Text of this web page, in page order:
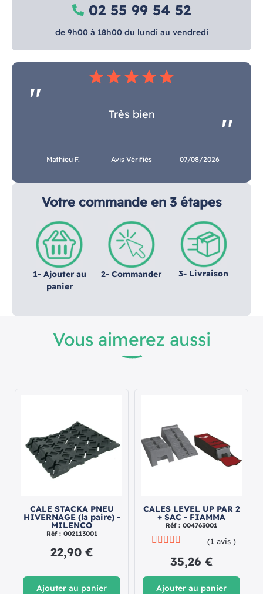
02 55 99 54 52
de 9h00 à 18h00 du lundi au vendredi
Votre commande en 3 étapes
1- Ajouter au
panier
2- Commander 3- Livraison
star star star star star
Très bien
Mathieu F. Avis Vérifiés 07/08/2026
Vous aimerez aussi
CALE STACKA PNEU
HIVERNAGE (la paire) -
MILENCO
Réf : 002113001
22,90 €
Ajouter au panier
CALES LEVEL UP PAR 2
+ SAC - FIAMMA
Réf : 004763001
(1 avis )
35,26 €
Ajouter au panier